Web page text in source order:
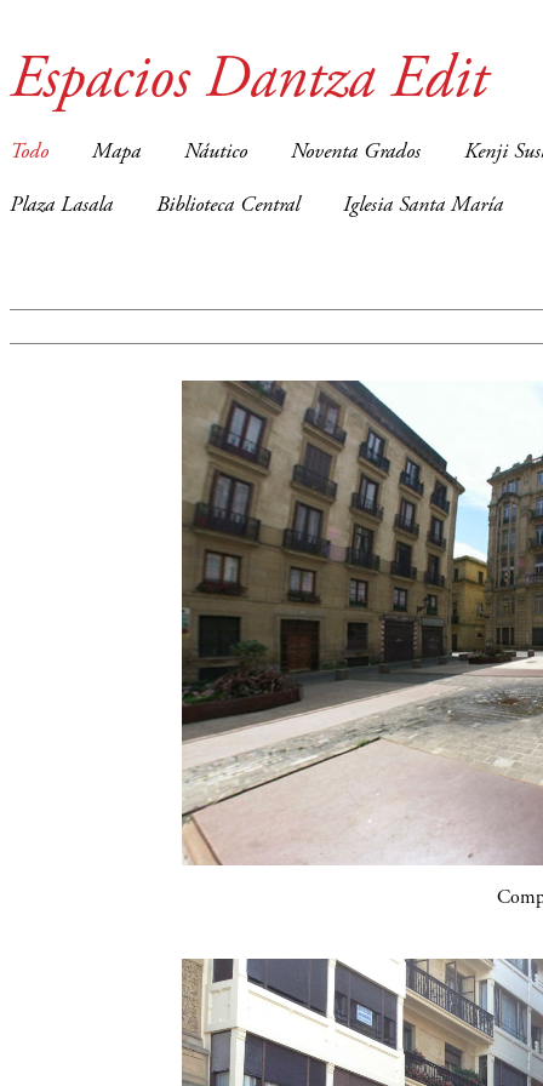
Espacios Dantza Edit
Todo Mapa Náutico Noventa Grados Kenji
Plaza Lasala Biblioteca Central Iglesia Santa María